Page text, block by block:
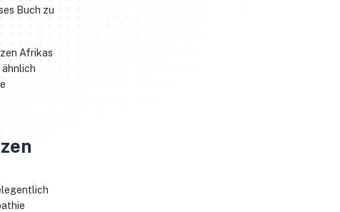
Buch zu
Afrikas